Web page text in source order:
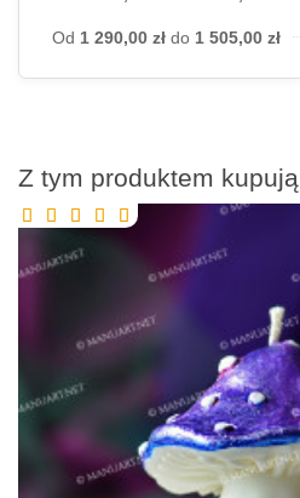
Od 1 290,00 zł do 1 505,00 zł
Z tym produktem kupują